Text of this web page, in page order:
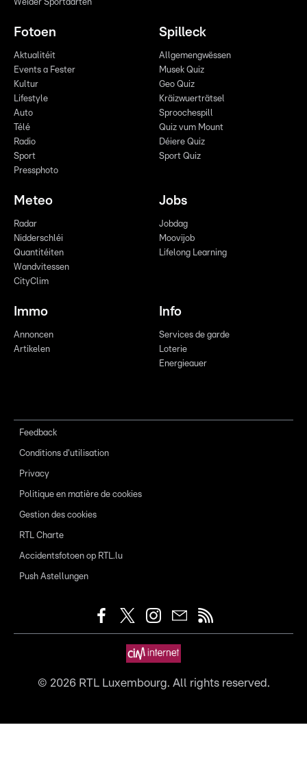
Weider Sportaarten
Fotoen
Aktualitéit
Events a Fester
Kultur
Lifestyle
Auto
Télé
Radio
Sport
Pressphoto
Spilleck
Allgemengwëssen
Musek Quiz
Geo Quiz
Kräizwuerträtsel
Sproochespill
Quiz vum Mount
Déiere Quiz
Sport Quiz
Meteo
Radar
Nidderschléi
Quantitéiten
Wandvitessen
CityClim
Jobs
Jobdag
Moovijob
Lifelong Learning
Immo
Annoncen
Artikelen
Info
Services de garde
Loterie
Energieauer
Feedback
Conditions d'utilisation
Privacy
Politique en matière de cookies
Gestion des cookies
RTL Charte
Accidentsfotoen op RTL.lu
Push Astellungen
© 2026RTL Luxembourg. All rights reserved.